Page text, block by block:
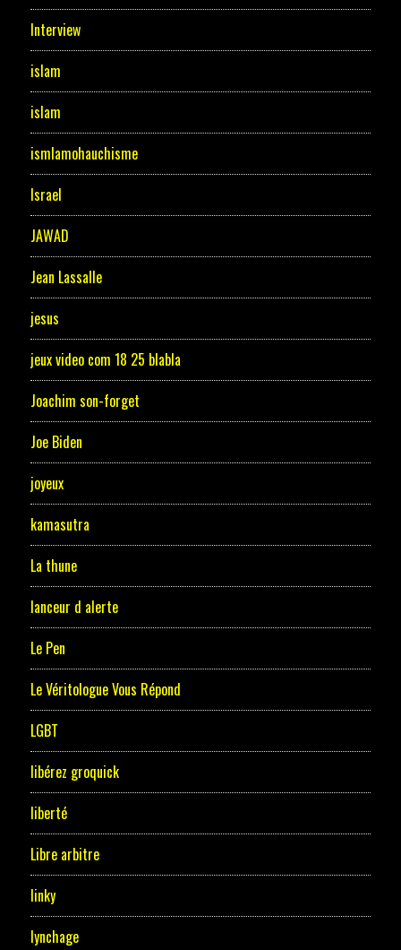
Interview
islam
islam
ismlamohauchisme
Israel
JAWAD
Jean Lassalle
jesus
jeux video com 18 25 blabla
Joachim son-forget
Joe Biden
joyeux
kamasutra
La thune
lanceur d alerte
Le Pen
Le Véritologue Vous Répond
LGBT
libérez groquick
liberté
Libre arbitre
linky
lynchage